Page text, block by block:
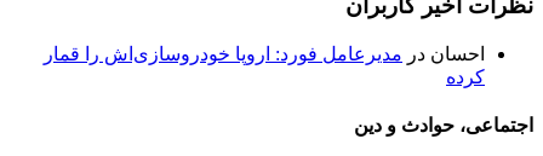
نظرات اخیر کاربران
احسان در مدیرعامل فورد: اروپا خودروسازی‌اش را قمار
کرده
اجتماعی، حوادث و دین